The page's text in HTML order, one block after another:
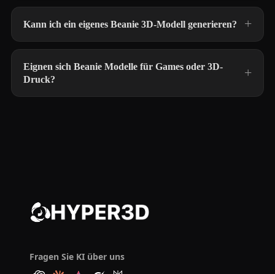
Kann ich ein eigenes Beanie 3D-Modell generieren?
Eignen sich Beanie Modelle für Games oder 3D-
Druck?
Fragen Sie KI über uns